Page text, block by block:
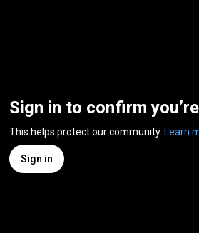
Sign in to confirm
This helps protect our community. Learn
Sign in